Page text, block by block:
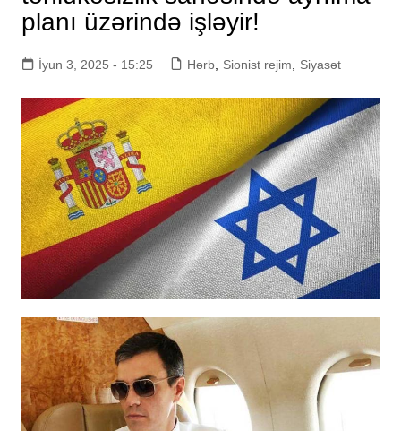
planı üzərində işləyir!
İyun 3, 2025 - 15:25 Hərb, Sionist rejim Siyasət